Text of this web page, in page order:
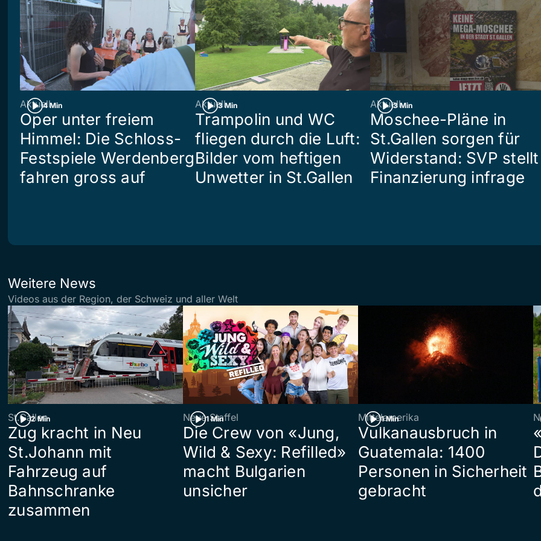
4 Min
Aktuell
Oper unter freiem
Himmel: Die Schloss-
Festspiele Werdenberg
fahren gross auf
3 Min
Aktuell
Trampolin und WC
fliegen durch die Luft:
Bilder vom heftigen
Unwetter in St.Gallen
3 Min
Aktuell
Moschee-Pläne in
St.Gallen sorgen für
Widerstand: SVP stellt
Finanzierung infrage
Weitere News
Videos aus der Region, der Schweiz und aller Welt
2 Min
St.Gallen
Zug kracht in Neu
St.Johann mit
Fahrzeug auf
Bahnschranke
zusammen
1 Min
Neue Staffel
Die Crew von «Jung,
Wild & Sexy: Refilled»
macht Bulgarien
unsicher
1 Min
Mittelamerika
Vulkanausbruch in
Guatemala: 1400
Personen in Sicherheit
gebracht